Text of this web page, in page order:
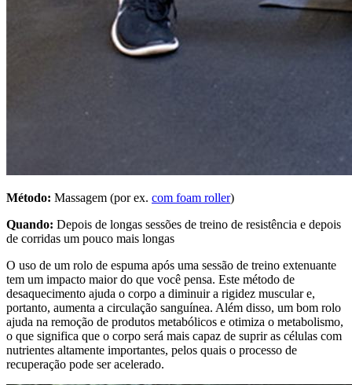
Método: Massagem (por ex. com foam roller)
Quando: Depois de longas sessões de treino de resistência e depois
de corridas um pouco mais longas
O uso de um rolo de espuma após uma sessão de treino extenuante
tem um impacto maior do que você pensa. Este método de
desaquecimento ajuda o corpo a diminuir a rigidez ​​muscular e,
portanto, aumenta a circulação sanguínea. Além disso, um bom rolo
ajuda na remoção de produtos metabólicos e otimiza o metabolismo,
o que significa que o corpo será mais capaz de suprir as células com
nutrientes altamente importantes, pelos quais o processo de
recuperação pode ser acelerado.